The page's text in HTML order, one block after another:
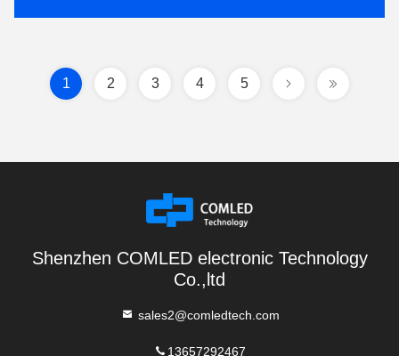
1 2 3 4 5
Shenzhen COMLED electronic Technology
Co.,ltd
sales2@comledtech.com
13657292467